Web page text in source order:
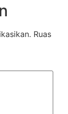
Ruas